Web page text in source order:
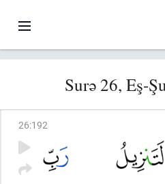
Surə 26, Eş-
26:192